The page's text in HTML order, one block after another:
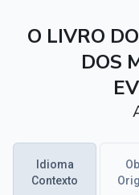
Catálogo racional
Obras Póstumas
Hippolyte Léon
Textos citados em
CSI - Imagens e
O LIVRO
DOS
Idioma
Contexto